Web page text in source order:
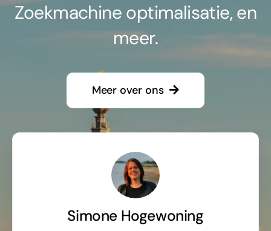
Zoekmachine optimalisatie, en
meer.
Meer over ons
Simone Hogewoning